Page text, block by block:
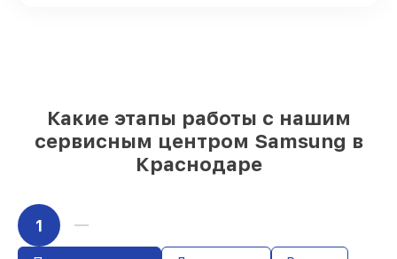
себя перед клиентами:
Ответственность за вашу технику
нашей вине, оплачиваем восстановление.
До 36 месяцев на повторную починку
Какие этапы работы с нашим
сервисным центром Samsung в
Краснодаре
1